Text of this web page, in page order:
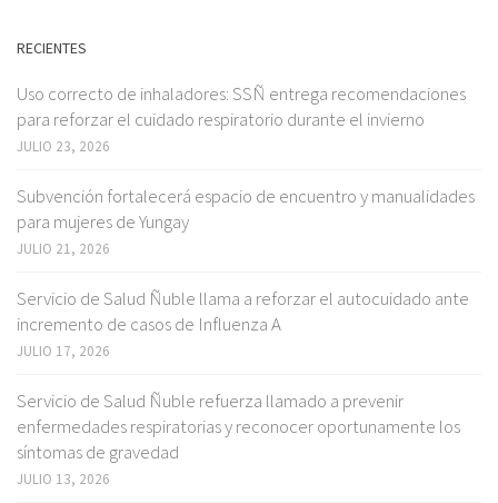
RECIENTES
Uso correcto de inhaladores: SSÑ entrega recomendaciones
para reforzar el cuidado respiratorio durante el invierno
JULIO 23, 2026
Subvención fortalecerá espacio de encuentro y manualidades
para mujeres de Yungay
JULIO 21, 2026
Servicio de Salud Ñuble llama a reforzar el autocuidado ante
incremento de casos de Influenza A
JULIO 17, 2026
Servicio de Salud Ñuble refuerza llamado a prevenir
enfermedades respiratorias y reconocer oportunamente los
síntomas de gravedad
JULIO 13, 2026